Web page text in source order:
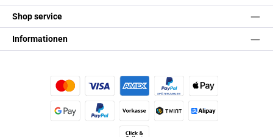
Shop service
Informationen
Kredit- oder Debitkarte Später BezahlenApple Pay
Vorkasse